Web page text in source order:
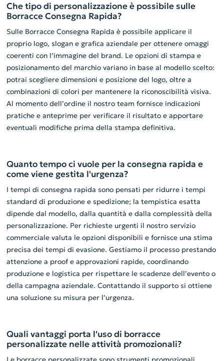
Che tipo di personalizzazione è possibile sulle
Borracce Consegna Rapida?
Sulle Borracce Consegna Rapida è possibile applicare il
proprio logo, slogan e grafica aziendale per ottenere omaggi
coerenti con l’immagine del brand. Le opzioni di stampa e
posizionamento del marchio variano in base al modello scelto:
potrai scegliere dimensioni e posizione del logo, oltre a
combinazioni di colori per mantenere la riconoscibilità visiva.
Al momento dell’ordine il nostro team fornisce indicazioni
pratiche e anteprime per verificare il risultato e apportare
eventuali modifiche prima della stampa definitiva.
Quanto tempo ci vuole per la consegna rapida e
come viene gestita l'urgenza?
I tempi di consegna rapida sono pensati per ridurre i tempi
standard di produzione e spedizione; la tempistica esatta
dipende dal modello, dalla quantità e dalla complessità della
personalizzazione. Per richieste urgenti il nostro servizio
commerciale valuta le opzioni disponibili e fornisce una stima
precisa dei tempi di evasione. Gestiamo il processo prestando
attenzione a proof e approvazioni rapide, coordinando
produzione e logistica per rispettare le scadenze dell’evento o
della campagna aziendale. Contattando il supporto si ottiene
una soluzione su misura per l’urgenza.
Quali vantaggi porta l'uso di borracce
personalizzate nelle attività promozionali?